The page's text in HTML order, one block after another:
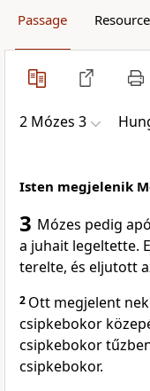
Passage
2 Mózes 3
Isten megjelenik
3 Mózes pedig
a juhait legeltette.
terelte, és eljutott
2 Ott megjelent
csipkebokor
csipkebokor
csipkebokor.